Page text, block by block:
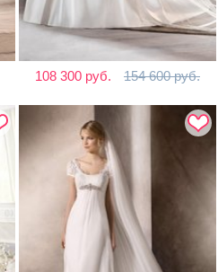
108 300 руб. 154 600 руб.